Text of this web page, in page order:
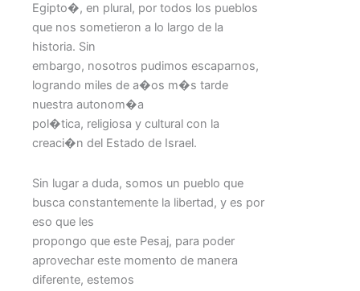
Egipto�, en plural, por todos los pueblos
que nos sometieron a lo largo de la
historia. Sin
embargo, nosotros pudimos escaparnos,
logrando miles de a�os m�s tarde
nuestra autonom�a
pol�tica, religiosa y cultural con la
creaci�n del Estado de Israel.
Sin lugar a duda, somos un pueblo que
busca constantemente la libertad, y es por
eso que les
propongo que este Pesaj, para poder
aprovechar este momento de manera
diferente, estemos